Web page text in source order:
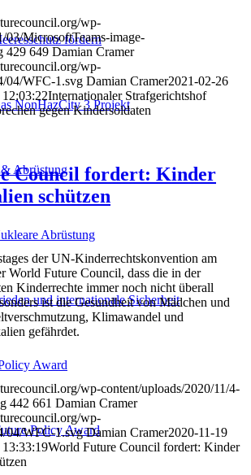
fördern
NonHazCity 3 Projekt
Abrüstung
Abrüstung
und internationale Sicherheit
Award
Policy Award
wp-
03/MicrosoftTeams-image-
429 649 Damian Cramer
wp-
04/WFC-1.svg Damian Cramer2021-02-26
Internationaler Strafgerichtshof
gegen Kindersoldaten
Council fordert: Kinder
schützen
der UN-Kinderrechtskonvention am
World Future Council, dass die in der
Kinderrechte immer noch nicht überall
ist die Gesundheit von Mädchen und
Klimawandel und
gefährdet.
wp-content/uploads/2020/11/4-
442 661 Damian Cramer
wp-
04/WFC-1.svg Damian Cramer2020-11-19
World Future Council fordert: Kinder